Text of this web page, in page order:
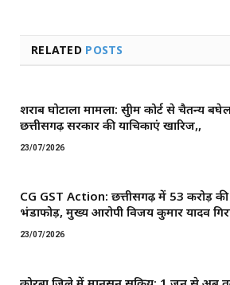
RELATED POSTS
शराब घोटाला मामला: सुप्रीम कोर्ट से चैतन्य
छत्तीसगढ़ सरकार की याचिकाएं खारिज,,
23/07/2026
CG GST Action: छत्तीसगढ़ में 53 करोड़ की
भंडाफोड़, मुख्य आरोपी विजय कुमार यादव
23/07/2026